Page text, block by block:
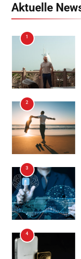
Aktuelle
1
2
3
4